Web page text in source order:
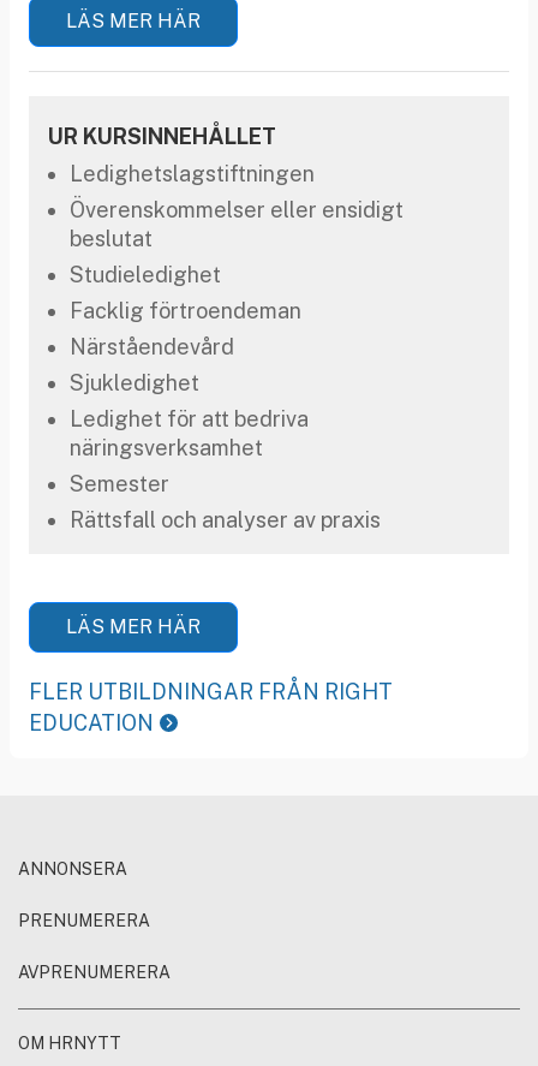
LÄS MER HÄR
UR KURSINNEHÅLLET
Ledighetslagstiftningen
Överenskommelser eller ensidigt
beslutat
Studieledighet
Facklig förtroendeman
Närståendevård
Sjukledighet
Ledighet för att bedriva
näringsverksamhet
Semester
Rättsfall och analyser av praxis
LÄS MER HÄR
FLER UTBILDNINGAR FRÅN RIGHT
EDUCATION
ANNONSERA
PRENUMERERA
AVPRENUMERERA
OM HRNYTT